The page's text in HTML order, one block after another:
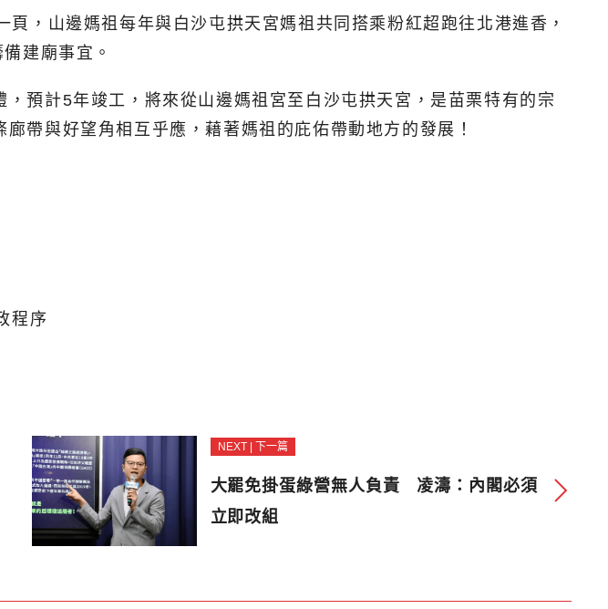
，山邊媽祖每年與白沙屯拱天宮媽祖共同搭乘粉紅超跑往北港進香，
建廟事宜。
預計5年竣工，將來從山邊媽祖宮至白沙屯拱天宮，是苗栗特有的宗
帶與好望角相互乎應，藉著媽祖的庇佑帶動地方的發展！
程序
NEXT | 下一篇
大罷免掛蛋綠營無人負責 凌濤：內閣必須
立即改組